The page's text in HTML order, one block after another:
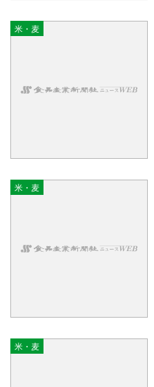
米・麦
米・麦
米・麦